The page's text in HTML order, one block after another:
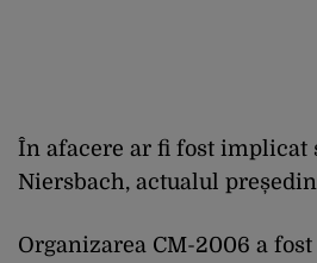
În afacere ar fi fost implicat
Niersbach, actualul
Organizarea CM-2006 a